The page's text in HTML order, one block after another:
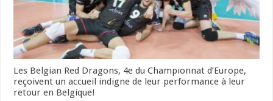
Les Belgian Red Dragons, 4e du Championnat d’Europe,
reçoivent un accueil indigne de leur performance à leur
retour en Belgique!